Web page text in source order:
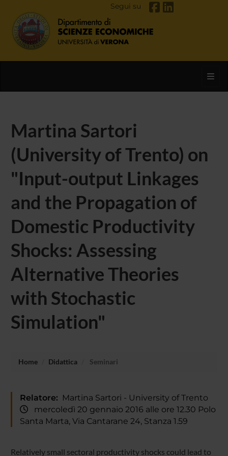
Segui su
Martina Sartori
(University of Trento) on
"Input-output Linkages
and the Propagation of
Domestic Productivity
Shocks: Assessing
Alternative Theories
with Stochastic
Simulation"
Home Didattica Seminari
Relatore: Martina Sartori - University of Trento
mercoledì 20 gennaio 2016 alle ore 12.30 Polo
Santa Marta, Via Cantarane 24, Stanza 1.59
Relatively small sectoral productivity shocks could lead to